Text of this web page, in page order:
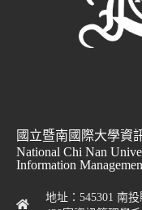
國立暨南國際大學資
National Chi Nan
Information
地址：545301 南